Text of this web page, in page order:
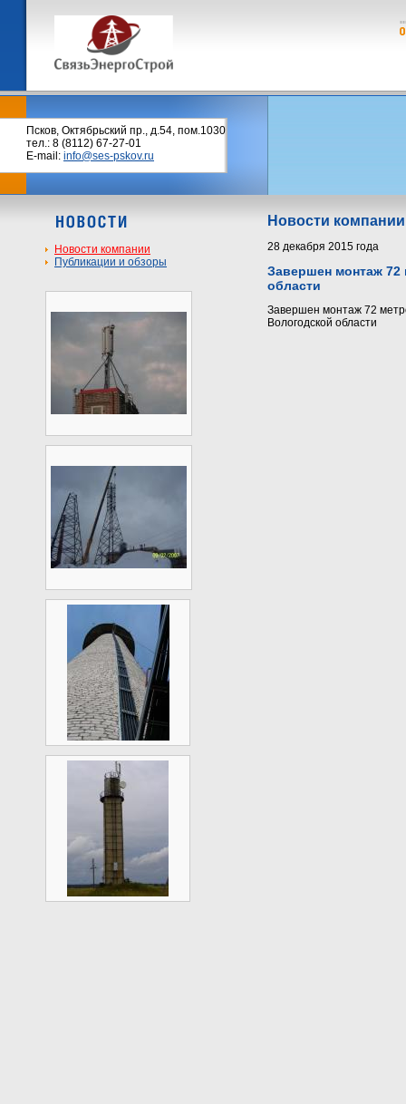
Псков, Октябрьский пр., д.54, пом.1030
тел.: 8 (8112) 67-27-01
E-mail: info@ses-pskov.ru
Новости компании
Публикации и обзоры
Новости компании
28 декабря 2015 года
Завершен монтаж 72
области
Завершен монтаж 72
Вологодской области